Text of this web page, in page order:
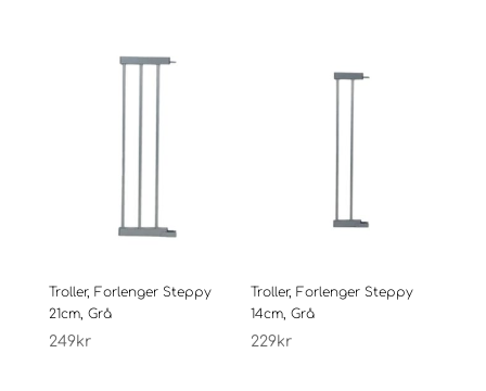
Troller, Forlenger Steppy
21cm, Grå
249kr
Troller, Forlenger Steppy
14cm, Grå
229kr